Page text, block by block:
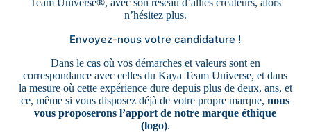
n’hésitez plus.
Envoyez-nous votre candidature !
Dans le cas où vos démarches et valeurs sont en
correspondance avec celles du Kaya Team Universe, et dans
la mesure où cette expérience dure depuis plus de deux, ans, et
ce, même si vous disposez déjà de votre propre marque,nous
vous proposerons l’apport de notre marque éthique
(logo).